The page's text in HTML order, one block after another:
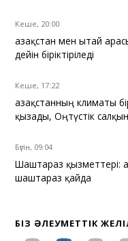
Кеше, 20:00
Қазақстан мен Қытай
дейін біріктіріледі
Кеше, 17:22
Қазақстанның климаты
қызады, Оңтүстік
Бүгін, 09:04
Шаштараз қызметтері:
шаштараз қайда
БІЗ ӘЛЕУМЕТТІК